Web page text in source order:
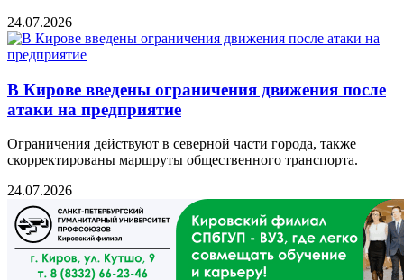
24.07.2026
В Кирове введены ограничения движения после
атаки на предприятие
Ограничения действуют в северной части города, также
скорректированы маршруты общественного транспорта.
24.07.2026